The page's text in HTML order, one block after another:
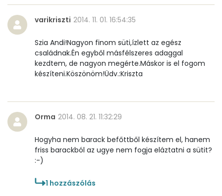
varikriszti 2014. 11. 01. 16:54:35
Szia Andi!Nagyon finom süti,ízlett az egész
családnak.Én egyből másfélszeres adaggal
kezdtem, de nagyon megérte.Máskor is el fogom
készíteni.Köszönöm!Üdv.:Kriszta
Orma 2014. 08. 21. 11:32:29
Hogyha nem barack befőttből készítem el, hanem
friss barackból az ugye nem fogja eláztatni a sütit?
:-)
1 hozzászólás